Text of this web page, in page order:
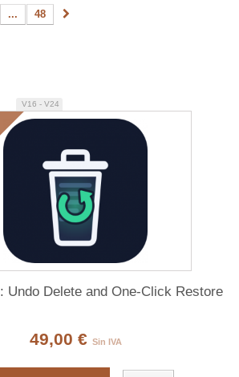
... 48
V16 - V24
Undo Delete and One-Click Restore
49,00 € Sin IVA